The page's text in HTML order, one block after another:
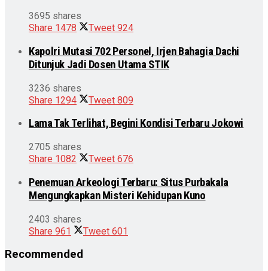
3695 shares
Share 1478 Tweet 924
Kapolri Mutasi 702 Personel, Irjen Bahagia Dachi
Ditunjuk Jadi Dosen Utama STIK
3236 shares
Share 1294 Tweet 809
Lama Tak Terlihat, Begini Kondisi Terbaru Jokowi
2705 shares
Share 1082 Tweet 676
Penemuan Arkeologi Terbaru: Situs Purbakala
Mengungkapkan Misteri Kehidupan Kuno
2403 shares
Share 961 Tweet 601
Recommended